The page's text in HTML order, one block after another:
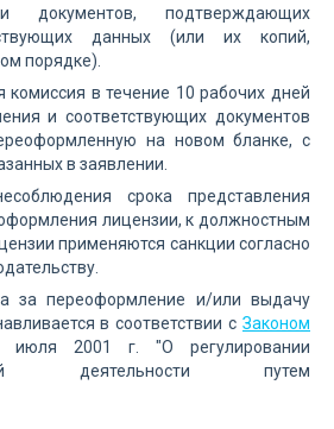
документов, подтверждающих
данных (или их копий,
порядке).
комиссия в течение 10 рабочих дней
и соответствующих документов
на новом бланке, с
в заявлении.
срока представления
лицензии, к должностным
применяются санкции согласно
за переоформление и/или выдачу
в соответствии с Законом
2001 г. "О регулировании
деятельности путем